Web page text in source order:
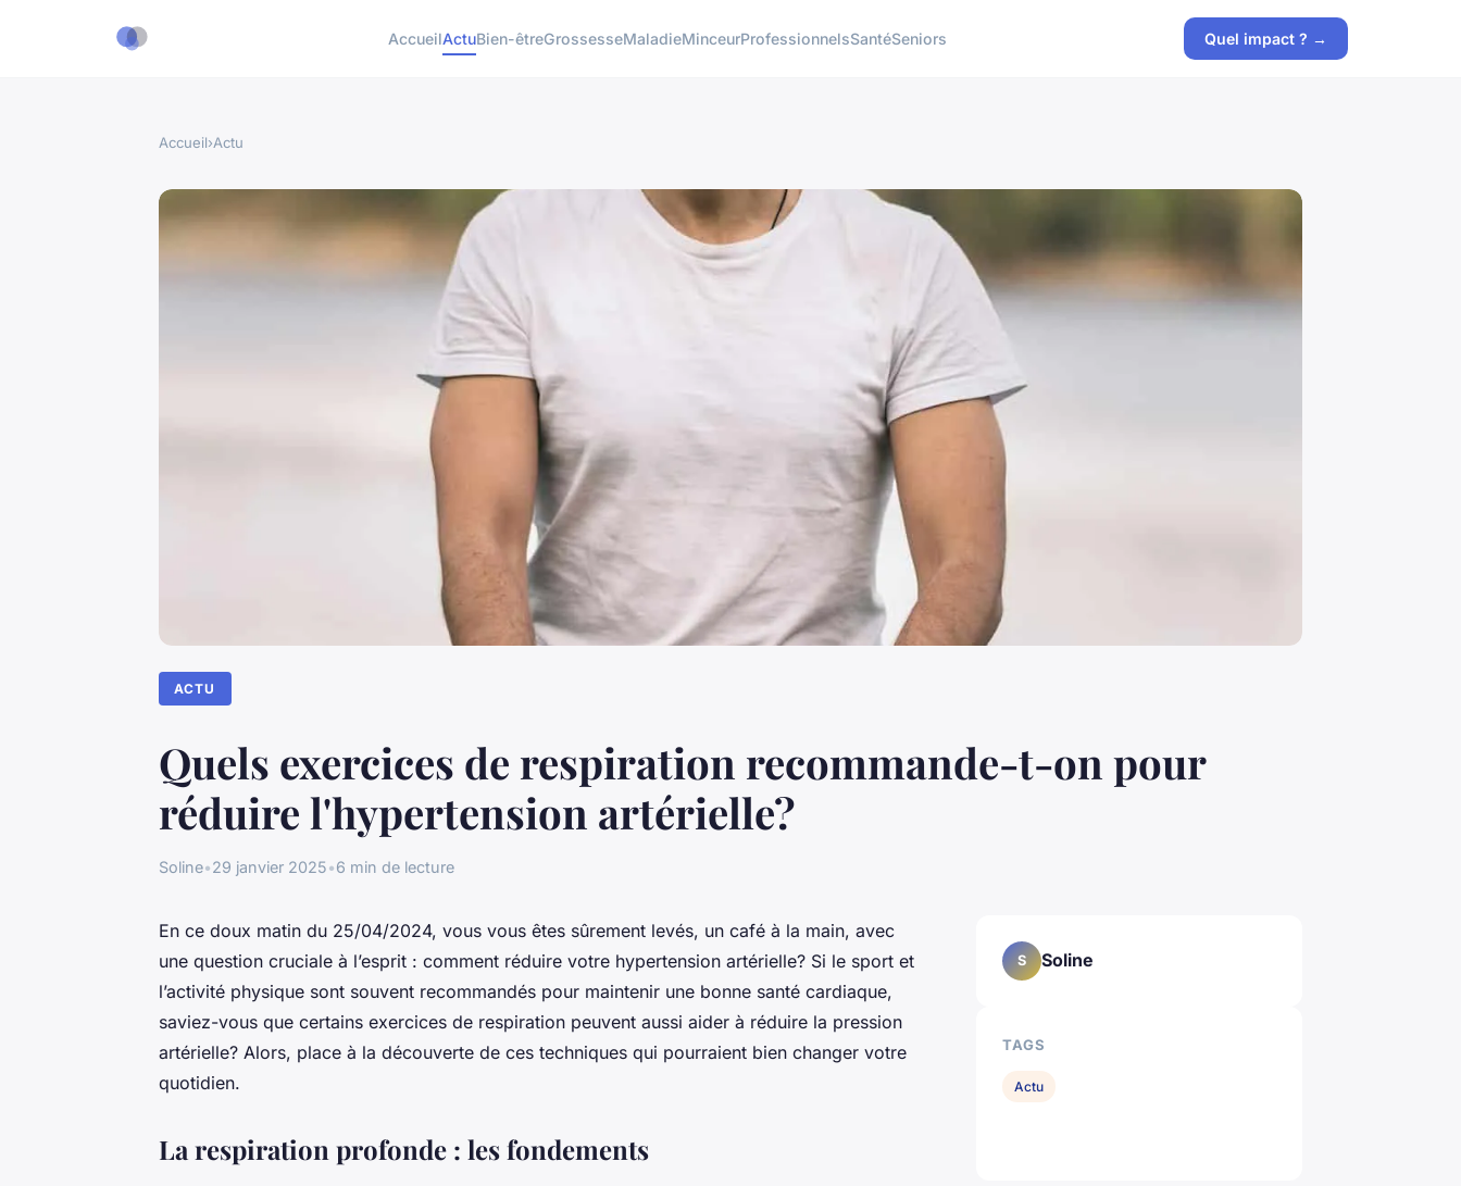
AccueilActuBien-êtreGrossesseMaladieMinceurProfessionnelsSantéSeniors Quel impact ? →
Accueil›Actu
ACTU
Quels exercices de respiration recommande-t-on pour
réduire l'hypertension artérielle?
Soline•29 janvier 2025•6 min de lecture
En ce doux matin du 25/04/2024, vous vous êtes sûrement levés, un café à la main, avec
une question cruciale à l’esprit : comment réduire votre hypertension artérielle? Si le sport et
l’activité physique sont souvent recommandés pour maintenir une bonne santé cardiaque,
saviez-vous que certains exercices de respiration peuvent aussi aider à réduire la pression
artérielle? Alors, place à la découverte de ces techniques qui pourraient bien changer votre
quotidien.
La respiration profonde : les fondements
S Soline
TAGS
Actu